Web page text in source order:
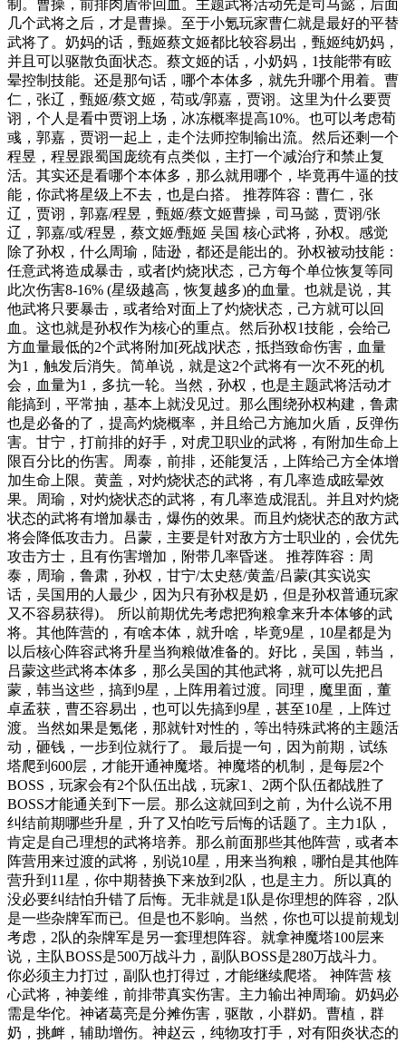
制。曹操，前排肉盾带回血。主题武将活动先是司马懿，后面
几个武将之后，才是曹操。至于小氪玩家曹仁就是最好的平替
武将了。奶妈的话，甄姬蔡文姬都比较容易出，甄姬纯奶妈，
并且可以驱散负面状态。蔡文姬的话，小奶妈，1技能带有眩
晕控制技能。还是那句话，哪个本体多，就先升哪个用着。曹
仁，张辽，甄姬/蔡文姬，苟或/郭嘉，贾诩。这里为什么要贾
诩，个人是看中贾诩上场，冰冻概率提高10%。也可以考虑荀
彧，郭嘉，贾诩一起上，走个法师控制输出流。然后还剩一个
程昱，程昱跟蜀国庞统有点类似，主打一个减治疗和禁止复
活。其实还是看哪个本体多，那么就用哪个，毕竟再牛逼的技
能，你武将星级上不去，也是白搭。 推荐阵容：曹仁，张
辽，贾诩，郭嘉/程昱，甄姬/蔡文姬曹操，司马懿，贾诩/张
辽，郭嘉/或/程昱，蔡文姬/甄姬 吴国 核心武将，孙权。感觉
除了孙权，什么周瑜，陆逊，都还是能出的。孙权被动技能：
任意武将造成暴击，或者[灼烧]状态，己方每个单位恢复等同
此次伤害8-16% (星级越高，恢复越多)的血量。也就是说，其
他武将只要暴击，或者给对面上了灼烧状态，己方就可以回
血。这也就是孙权作为核心的重点。然后孙权1技能，会给己
方血量最低的2个武将附加[死战]状态，抵挡致命伤害，血量
为1，触发后消失。简单说，就是这2个武将有一次不死的机
会，血量为1，多抗一轮。当然，孙权，也是主题武将活动才
能搞到，平常抽，基本上就没见过。那么围绕孙权构建，鲁肃
也是必备的了，提高灼烧概率，并且给己方施加火盾，反弹伤
害。甘宁，打前排的好手，对虎卫职业的武将，有附加生命上
限百分比的伤害。周泰，前排，还能复活，上阵给己方全体增
加生命上限。黄盖，对灼烧状态的武将，有几率造成眩晕效
果。周瑜，对灼烧状态的武将，有几率造成混乱。并且对灼烧
状态的武将有增加暴击，爆伤的效果。而且灼烧状态的敌方武
将会降低攻击力。吕蒙，主要是针对敌方方士职业的，会优先
攻击方士，且有伤害增加，附带几率昏迷。 推荐阵容：周
泰，周瑜，鲁肃，孙权，甘宁/太史慈/黄盖/吕蒙(其实说实
话，吴国用的人最少，因为只有孙权是奶，但是孙权普通玩家
又不容易获得)。 所以前期优先考虑把狗粮拿来升本体够的武
将。其他阵营的，有啥本体，就升啥，毕竟9星，10星都是为
以后核心阵容武将升星当狗粮做准备的。好比，吴国，韩当，
吕蒙这些武将本体多，那么吴国的其他武将，就可以先把吕
蒙，韩当这些，搞到9星，上阵用着过渡。同理，魔里面，董
卓孟获，曹丕容易出，也可以先搞到9星，甚至10星，上阵过
渡。当然如果是氪佬，那就针对性的，等出特殊武将的主题活
动，砸钱，一步到位就行了。 最后提一句，因为前期，试练
塔爬到600层，才能开通神魔塔。神魔塔的机制，是每层2个
BOSS，玩家会有2个队伍出战，玩家1、2两个队伍都战胜了
BOSS才能通关到下一层。那么这就回到之前，为什么说不用
纠结前期哪些升星，升了又怕吃亏后悔的话题了。主力1队，
肯定是自己理想的武将培养。那么前面那些其他阵营，或者本
阵营用来过渡的武将，别说10星，用来当狗粮，哪怕是其他阵
营升到11星，你中期替换下来放到2队，也是主力。所以真的
没必要纠结怕升错了后悔。无非就是1队是你理想的阵容，2队
是一些杂牌军而已。但是也不影响。当然，你也可以提前规划
考虑，2队的杂牌军是另一套理想阵容。就拿神魔塔100层来
说，主队BOSS是500万战斗力，副队BOSS是280万战斗力。
你必须主力打过，副队也打得过，才能继续爬塔。 神阵营 核
心武将，神姜维，前排带真实伤害。主力输出神周瑜。奶妈必
需是华佗。神诸葛亮是分摊伤害，驱散，小群奶。曹植，群
奶，挑衅，辅助增伤。神赵云，纯物攻打手，对有阳炎状态的